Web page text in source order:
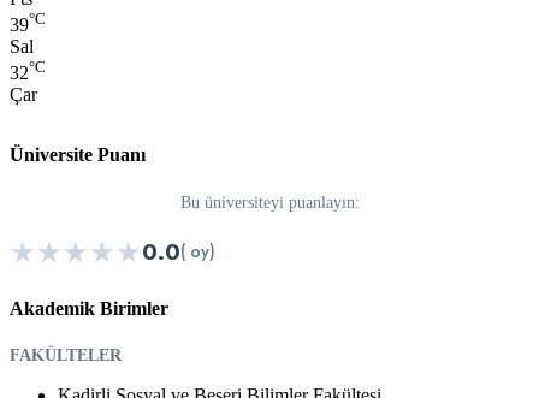
39°C
Sal
32°C
Çar
Üniversite Puanı
Bu üniversiteyi puanlayın:
★★★★★0.0( oy)
Akademik Birimler
FAKÜLTELER